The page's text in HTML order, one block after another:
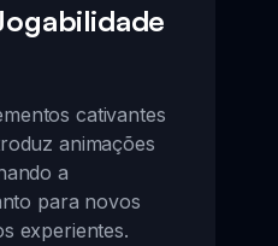
cativantes
animações
a
para novos
experientes.